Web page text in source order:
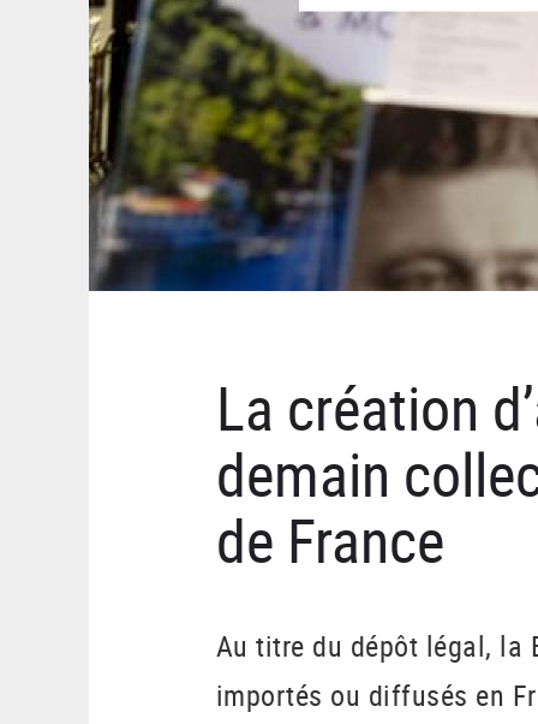
La création
demain
de France
Au titre du dépôt légal, la
importés ou diffusés en